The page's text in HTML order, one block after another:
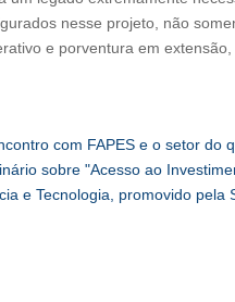
nesse projeto, não
e porventura em
com FAPES e o setor do
sobre "Acesso ao
e Tecnologia, promovido pela